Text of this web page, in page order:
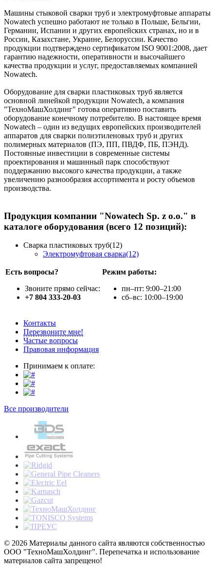
Машины стыковой сварки труб и электромуфтовые аппараты
Nowatech успешно работают не только в Польше, Бельгии,
Германии, Испании и других европейских странах, но и в
России, Казахстане, Украине, Белоруссии. Качество
продукции подтверждено сертификатом ISO 9001:2008, дает
гарантию надежности, оперативности и высочайшего
качества продукции и услуг, предоставляемых компанией
Nowatech.
Оборудование для сварки пластиковых труб является
основной линейкой продукции Nowatech, а компания
"ТехноМашХолдинг" готова оперативно поставить
оборудование конечному потребителю. В настоящее время
Nowatech – один из ведущих европейских производителей
аппаратов для сварки полиэтиленовых труб и других
полимерных материалов (ПЭ, ПП, ПВДФ, ПБ, ПЭНД).
Постоянные инвестиции в современные системы
проектирования и машинный парк способствуют
поддержанию высокого качества продукции, а также
увеличению разнообразия ассортимента и росту объемов
производства.
Продукция компании "Nowatech Sp. z o.o." в
каталоге оборудования (всего 12 позиций):
Сварка пластиковых труб(12)
Электромуфтовая сварка(12)
Есть вопросы?
Звоните прямо сейчас:
+7 804 333-20-03
Режим работы:
пн–пт: 9:00–21:00
сб–вс: 10:00–19:00
Контакты
Перезвоните мне!
Частые вопросы
Правовая информация
Принимаем к оплате:
Все производители
© 2026 Материалы данного сайта являются собственностью
ООО "ТехноМашХолдинг". Перепечатка и использование
материалов сайта запрещено!